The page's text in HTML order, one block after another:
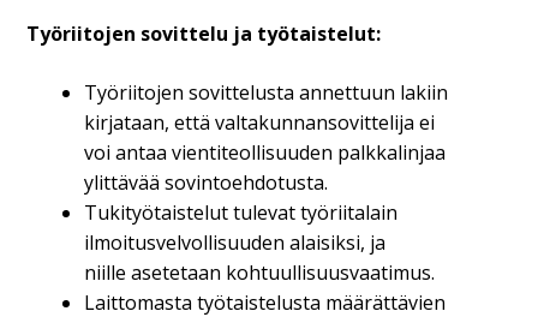
Työriitojen sovittelu ja työtaistelut:
Työriitojen sovittelusta annettuun lakiin
kirjataan, että valtakunnansovittelija ei
voi antaa vientiteollisuuden palkkalinjaa
ylittävää sovintoehdotusta.
Tukityötaistelut tulevat työriitalain
ilmoitusvelvollisuuden alaisiksi, ja
niille asetetaan kohtuullisuusvaatimus.
Laittomasta työtaistelusta määrättävien